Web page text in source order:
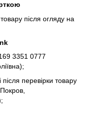
після огляду на
3351 0777
перевірки товару